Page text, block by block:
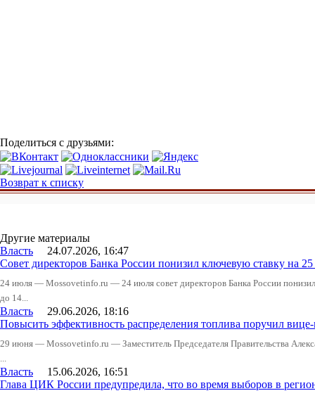
Поделиться с друзьями:
Возврат к списку
Другие материалы
Власть 24.07.2026, 16:47
Совет директоров Банка России понизил ключевую ставку на
24 июля — Mossovetinfo.ru — 24 июля совет директоров Банка России
до 14...
Власть 29.06.2026, 18:16
Повысить эффективность распределения топлива поручил
29 июня — Mossovetinfo.ru — Заместитель Председателя Правительства
...
Власть 15.06.2026, 16:51
Глава ЦИК России предупредила, что во время выборов в